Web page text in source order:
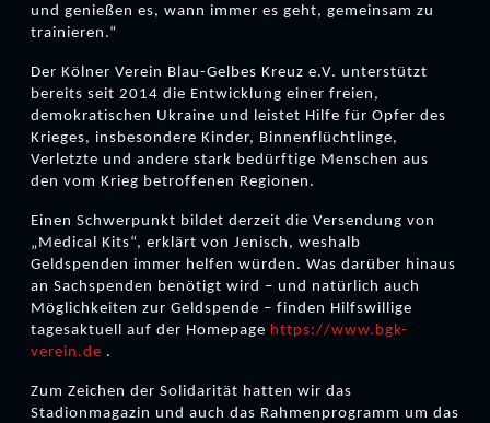
und genießen es, wann immer es geht, gemeinsam zu
trainieren.“
Der Kölner Verein Blau-Gelbes Kreuz e.V. unterstützt
bereits seit 2014 die Entwicklung einer freien,
demokratischen Ukraine und leistet Hilfe für Opfer des
Krieges, insbesondere Kinder, Binnenflüchtlinge,
Verletzte und andere stark bedürftige Menschen aus
den vom Krieg betroffenen Regionen.
Einen Schwerpunkt bildet derzeit die Versendung von
„Medical Kits“, erklärt von Jenisch, weshalb
Geldspenden immer helfen würden. Was darüber hinaus
an Sachspenden benötigt wird – und natürlich auch
Möglichkeiten zur Geldspende – finden Hilfswillige
tagesaktuell auf der Homepage https://www.bgk-
verein.de .
Zum Zeichen der Solidarität hatten wir das
Stadionmagazin und auch das Rahmenprogramm um das